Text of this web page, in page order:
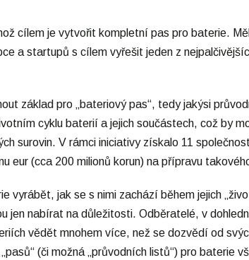
cílem je vytvořit kompletní pas pro baterie.
a startupů s cílem vyřešit jeden z
základ pro „bateriový pas“, tedy jakýsi
cyklu baterií a jejich součástech, což by
surovin. V rámci iniciativy získalo 11
eur (cca 200 milionů korun) na přípravu
vyrábět, jak se s nimi zachází během jejich
jen nabírat na důležitosti. Odběratelé, v
vědět mnohem více, než se dozvědí od
(či možná „průvodních listů“) pro baterie